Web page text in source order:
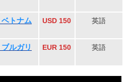
ベトナム USD 150 英語
ブルガリ
EUR 150 英語